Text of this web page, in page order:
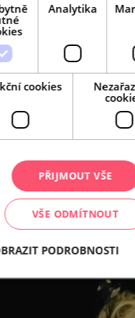
50 let CHKO Pálava
29. 5. — 28. 9. '26
výstava o historii a
na Pálavě v Domě
prohlédnout
Analytika
cookies
PŘIJMOUT VŠE
VŠE ODMÍTNOUT
PODROBNOSTI